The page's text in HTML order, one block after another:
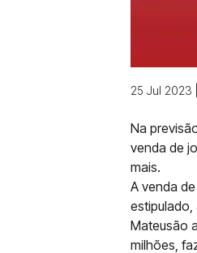
25 Jul 2023 |
Na
venda de
mais.
A venda
Mateusão
milhões,